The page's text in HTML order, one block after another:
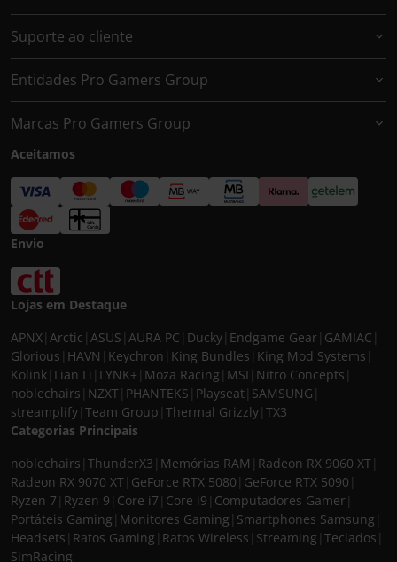
Suporte ao cliente
Entidades Pro Gamers Group
Marcas Pro Gamers Group
Aceitamos
Envio
Lojas em Destaque
APNX Arctic ASUS AURA PC Ducky Endgame Gear GAMIAC
Glorious HAVN Keychron King Bundles King Mod Systems
Kolink Lian Li LYNK+ Moza Racing MSI Nitro Concepts
noblechairs NZXT PHANTEKS Playseat SAMSUNG
streamplify Team Group Thermal Grizzly TX3
Categorias Principais
noblechairs ThunderX3 Memórias RAM Radeon RX 9060 XT
Radeon RX 9070 XT GeForce RTX 5080 GeForce RTX 5090
Ryzen 7 Ryzen 9 Core i7 Core i9 Computadores Gamer
Portáteis Gaming Monitores Gaming Smartphones Samsung
Headsets Ratos Gaming Ratos Wireless Streaming Teclados
SimRacing